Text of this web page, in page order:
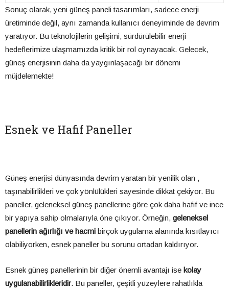
Sonuç olarak, yeni güneş paneli tasarımları, sadece enerji
üretiminde değil, aynı zamanda kullanıcı deneyiminde de devrim
yaratıyor. Bu teknolojilerin gelişimi, sürdürülebilir enerji
hedeflerimize ulaşmamızda kritik bir rol oynayacak. Gelecek,
güneş enerjisinin daha da yaygınlaşacağı bir dönemi
müjdelemekte!
Esnek ve Hafif Paneller
Güneş enerjisi dünyasında devrim yaratan bir yenilik olan ,
taşınabilirlikleri ve çok yönlülükleri sayesinde dikkat çekiyor. Bu
paneller, geleneksel güneş panellerine göre çok daha hafif ve ince
bir yapıya sahip olmalarıyla öne çıkıyor. Örneğin, geleneksel
panellerin ağırlığı ve hacmi birçok uygulama alanında kısıtlayıcı
olabiliyorken, esnek paneller bu sorunu ortadan kaldırıyor.
Esnek güneş panellerinin bir diğer önemli avantajı ise kolay
uygulanabilirlikleridir. Bu paneller, çeşitli yüzeylere rahatlıkla